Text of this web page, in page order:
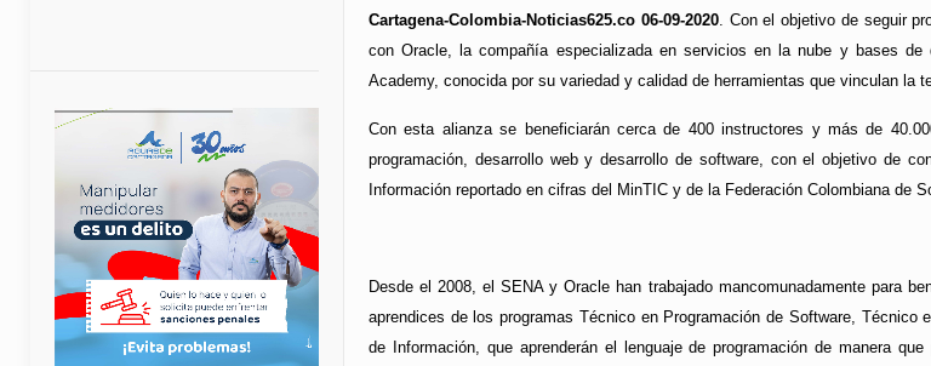
Cartagena-Colombia-Noticias625.co 06-09-2020. Con el objetivo de seguir
con Oracle, la compañía especializada en servicios en la nube y bases
Academy, conocida por su variedad y calidad de herramientas que vinculan la
Con esta alianza se beneficiarán cerca de 400 instructores y más de
programación, desarrollo web y desarrollo de software, con el objetivo de
Información reportado en cifras del MinTIC y de la Federación Colombiana de
Desde el 2008, el SENA y Oracle han trabajado mancomunadamente para
aprendices de los programas Técnico en Programación de Software,
de Información, que aprenderán el lenguaje de programación de manera